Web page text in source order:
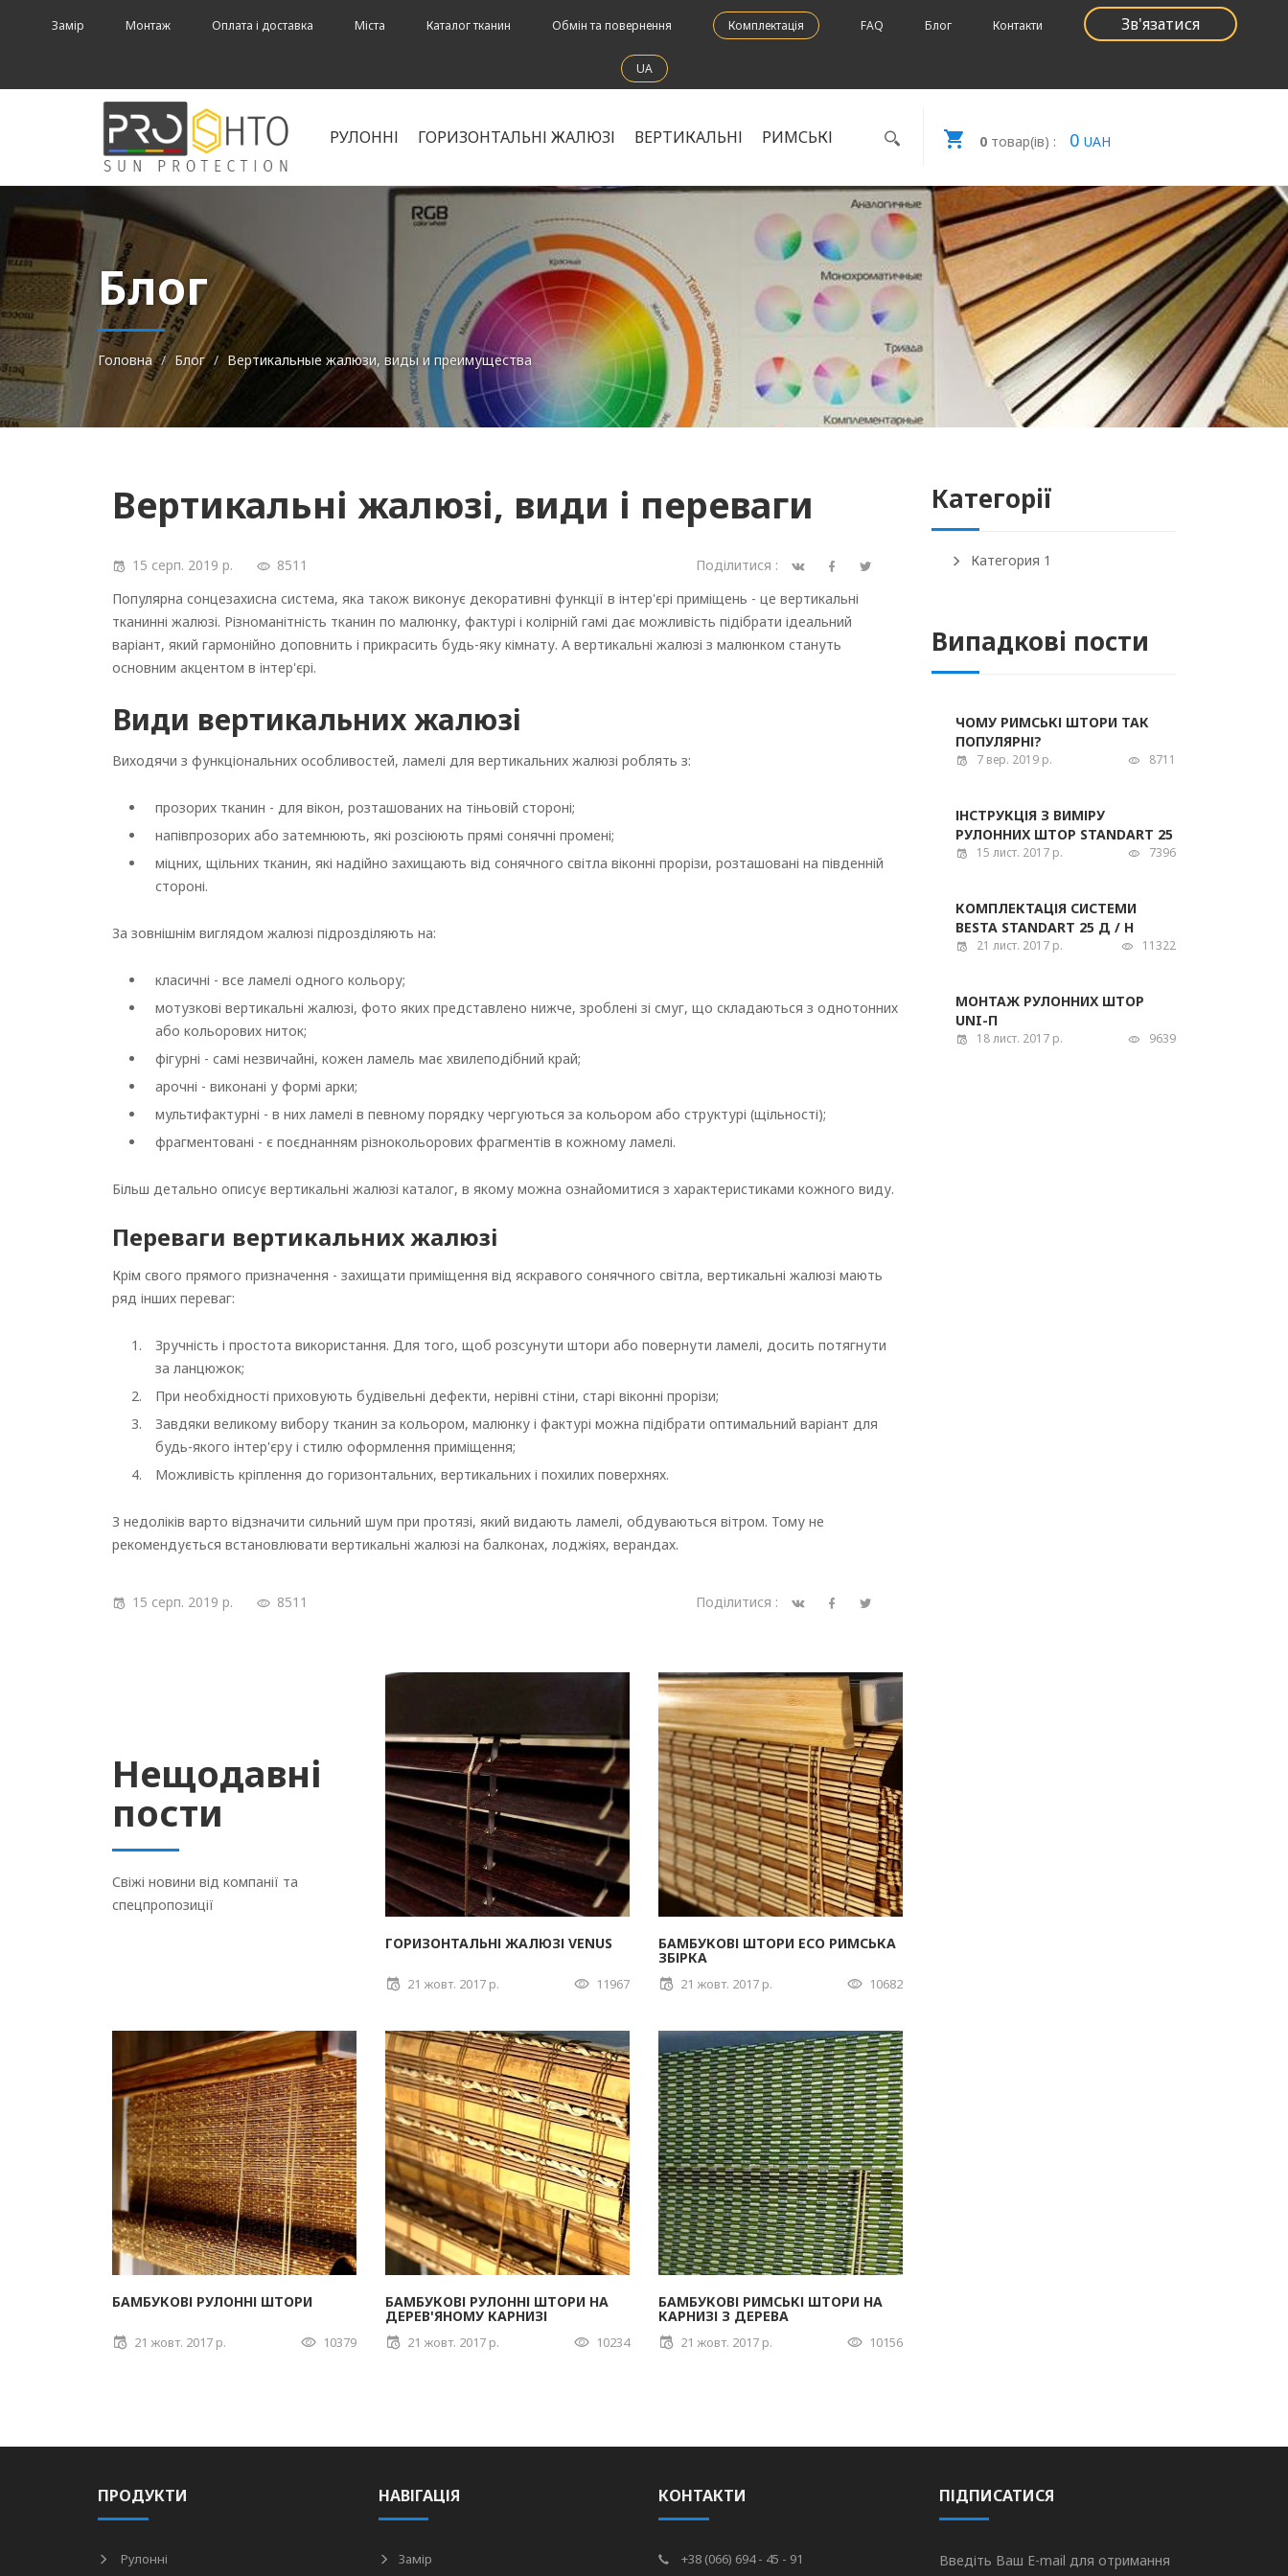
Замір Монтаж Оплата і доставка Міста Каталог тканин Обмін та повернення Комплектація FAQ Блог Контакти Зв'язатися
UA
РУЛОННІ ГОРИЗОНТАЛЬНІ ЖАЛЮЗІ ВЕРТИКАЛЬНІ РИМСЬКІ 0товар(ів) : 0 UAH
Блог
Головна Блог Вертикальные жалюзи, виды и преимущества
Вертикальні жалюзі, види і переваги
15 серп. 2019 р. 8511
Поділитися :
Популярна сонцезахисна система, яка також виконує декоративні функції в інтер'єрі приміщень - це вертикальні
тканинні жалюзі. Різноманітність тканин по малюнку, фактурі і колірній гамі дає можливість підібрати ідеальний
варіант, який гармонійно доповнить і прикрасить будь-яку кімнату. А вертикальні жалюзі з малюнком стануть
основним акцентом в інтер'єрі.
Види вертикальних жалюзі
Виходячи з функціональних особливостей, ламелі для вертикальних жалюзі роблять з:
прозорих тканин - для вікон, розташованих на тіньовій стороні;
напівпрозорих або затемнюють, які розсіюють прямі сонячні промені;
міцних, щільних тканин, які надійно захищають від сонячного світла віконні прорізи, розташовані на південній
стороні.
За зовнішнім виглядом жалюзі підрозділяють на:
класичні - все ламелі одного кольору;
мотузкові вертикальні жалюзі, фото яких представлено нижче, зроблені зі смуг, що складаються з однотонних
або кольорових ниток;
фігурні - самі незвичайні, кожен ламель має хвилеподібний край;
арочні - виконані у формі арки;
мультифактурні - в них ламелі в певному порядку чергуються за кольором або структурі (щільності);
фрагментовані - є поєднанням різнокольорових фрагментів в кожному ламелі.
Більш детально описує вертикальні жалюзі каталог, в якому можна ознайомитися з характеристиками кожного виду.
Переваги вертикальних жалюзі
Крім свого прямого призначення - захищати приміщення від яскравого сонячного світла, вертикальні жалюзі мають
ряд інших переваг:
Зручність і простота використання. Для того, щоб розсунути штори або повернути ламелі, досить потягнути
за ланцюжок;
При необхідності приховують будівельні дефекти, нерівні стіни, старі віконні прорізи;
Завдяки великому вибору тканин за кольором, малюнку і фактурі можна підібрати оптимальний варіант для
будь-якого інтер'єру і стилю оформлення приміщення;
Можливість кріплення до горизонтальних, вертикальних і похилих поверхнях.
З недоліків варто відзначити сильний шум при протязі, який видають ламелі, обдуваються вітром. Тому не
рекомендується встановлювати вертикальні жалюзі на балконах, лоджіях, верандах.
15 серп. 2019 р. 8511 Поділитися :
Нещодавні
пости
Свіжі новини від компанії та
спецпропозиції
ГОРИЗОНТАЛЬНІ ЖАЛЮЗІ VENUS
21 жовт. 2017 р. 11967
БАМБУКОВІ ШТОРИ ECO РИМСЬКА
ЗБІРКА
21 жовт. 2017 р. 10682
БАМБУКОВІ РУЛОННІ ШТОРИ
21 жовт. 2017 р. 10379
БАМБУКОВІ РУЛОННІ ШТОРИ НА
ДЕРЕВ'ЯНОМУ КАРНИЗІ
21 жовт. 2017 р. 10234
БАМБУКОВІ РИМСЬКІ ШТОРИ НА
КАРНИЗІ З ДЕРЕВА
21 жовт. 2017 р. 10156
Категорії
Категория 1
Випадкові пости
ЧОМУ РИМСЬКІ ШТОРИ ТАК
ПОПУЛЯРНІ?
7 вер. 2019 р. 8711
ІНСТРУКЦІЯ З ВИМІРУ
РУЛОННИХ ШТОР STANDART 25
15 лист. 2017 р. 7396
КОМПЛЕКТАЦІЯ СИСТЕМИ
BESTA STANDART 25 Д / Н
21 лист. 2017 р. 11322
МОНТАЖ РУЛОННИХ ШТОР
UNI-П
18 лист. 2017 р. 9639
ПРОДУКТИ
Рулонні
НАВІГАЦІЯ
Замір
КОНТАКТИ
+38 (066) 694 - 45 - 91
ПІДПИСАТИСЯ
Введіть Ваш E-mail для отримання